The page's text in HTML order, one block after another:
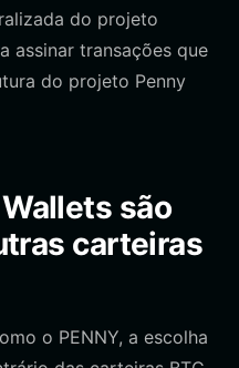
do projeto
assinar transações que
do projeto Penny
são
carteiras
o PENNY, a escolha